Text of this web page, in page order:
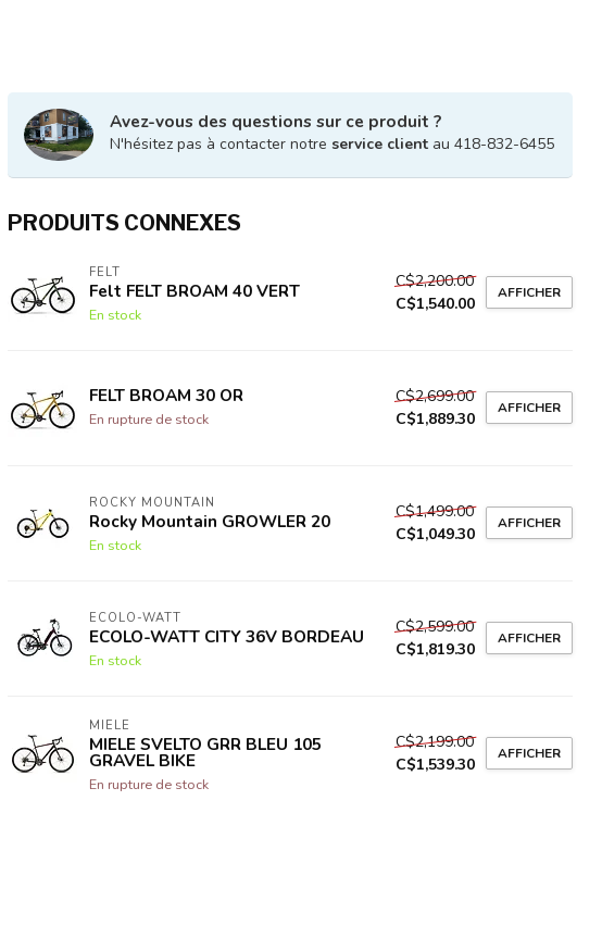
Avez-vous des questions sur ce produit ?
N'hésitez pas à contacter notre service client au 418-832-6455
PRODUITS CONNEXES
FELT
Felt FELT BROAM 40 VERT
En stock
C$2,200.00
C$1,540.00
AFFICHER
FELT BROAM 30 OR
En rupture de stock
C$2,699.00
C$1,889.30
AFFICHER
ROCKY MOUNTAIN
Rocky Mountain GROWLER 20
En stock
C$1,499.00
C$1,049.30
AFFICHER
ECOLO-WATT
ECOLO-WATT CITY 36V BORDEAU
En stock
C$2,599.00
C$1,819.30
AFFICHER
MIELE
MIELE SVELTO GRR BLEU 105
GRAVEL BIKE
En rupture de stock
C$2,199.00
C$1,539.30
AFFICHER